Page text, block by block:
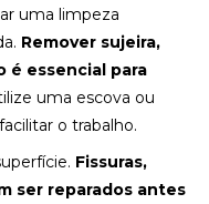
uma limpeza
Remover sujeira,
é essencial para
uma escova ou
o trabalho.
Fissuras,
ser reparados antes